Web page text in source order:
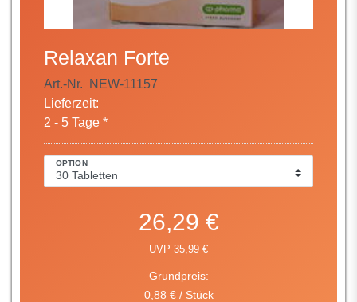
Relaxan Forte
Art.-Nr.
NEW-11157
Lieferzeit:
2 - 5 Tage *
OPTION
26,29 €
UVP 35,99 €
Grundpreis:
0,88 € / Stück